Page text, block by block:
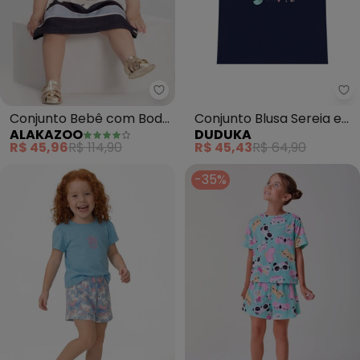
Alakazoo - Conjunto Bebê com
Conjunto Bebê com Body
e Saia Estampada (Azul)
ALAKAZOO
R$ 45,96R$ 114,90
Conjunto Blusa Sereia e
Short Rotativo (Azul )
DUDUKA
R$ 45,43R$ 64,90
-35%